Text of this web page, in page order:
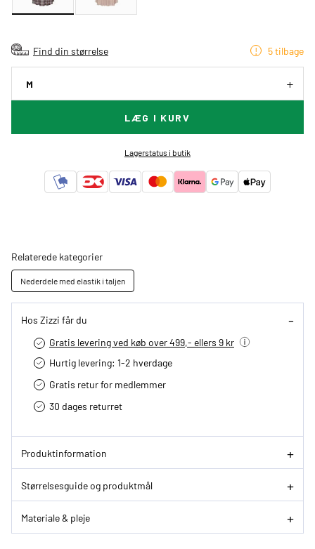
Find din størrelse 5 tilbage
M
LÆG I KURV
Lagerstatus i butik
Relaterede kategorier
Nederdele med elastik i taljen
Hos Zizzi får du
Gratis levering ved køb over 499,- ellers 9 kr
Hurtig levering­: 1-2 hverdage
Gratis retur for medlemmer
30 dages returret
Produktinformation
Størrelsesguide og produktmål
Materiale & pleje